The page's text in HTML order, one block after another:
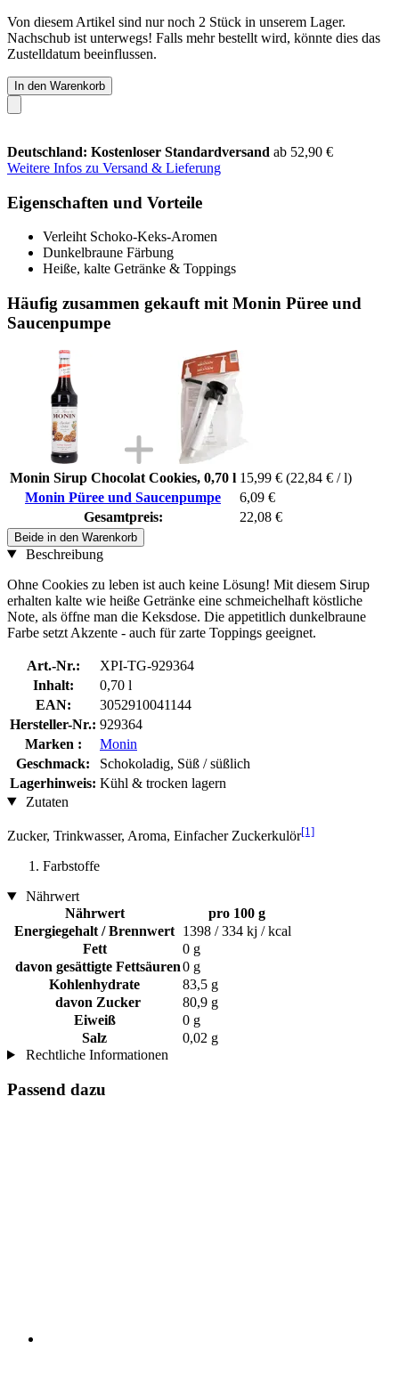
Von diesem Artikel sind nur noch 2 Stück in unserem Lager.
Nachschub ist unterwegs! Falls mehr bestellt wird, könnte dies das
Zustelldatum beeinflussen.
In den Warenkorb
Deutschland: Kostenloser Standardversand ab 52,90 €
Weitere Infos zu Versand & Lieferung
Eigenschaften und Vorteile
Verleiht Schoko-Keks-Aromen
Dunkelbraune Färbung
Heiße, kalte Getränke & Toppings
Häufig zusammen gekauft mit Monin Püree und
Saucenpumpe
Monin Sirup Chocolat Cookies, 0,70 l 15,99 € (22,84 € / l)
Monin Püree und Saucenpumpe
6,09 €
Gesamtpreis:
22,08 €
Beide in den Warenkorb
Beschreibung
Ohne Cookies zu leben ist auch keine Lösung! Mit diesem Sirup
erhalten kalte wie heiße Getränke eine schmeichelhaft köstliche
Note, als öffne man die Keksdose. Die appetitlich dunkelbraune
Farbe setzt Akzente - auch für zarte Toppings geeignet.
Art.-Nr.:
XPI-TG-929364
Inhalt:
0,70 l
EAN:
3052910041144
Hersteller-Nr.: 929364
Marken :
Monin
Geschmack:
Schokoladig, Süß / süßlich
Lagerhinweis: Kühl & trocken lagern
Zutaten
Zucker, Trinkwasser, Aroma, Einfacher Zuckerkulör[1]
Farbstoffe
Nährwert
Nährwert
pro 100 g
Energiegehalt / Brennwert 1398 / 334 kj / kcal
Fett
0 g
davon gesättigte Fettsäuren0 g
Kohlenhydrate
83,5 g
davon Zucker
80,9 g
Eiweiß
0 g
Salz
0,02 g
Rechtliche Informationen
Passend dazu